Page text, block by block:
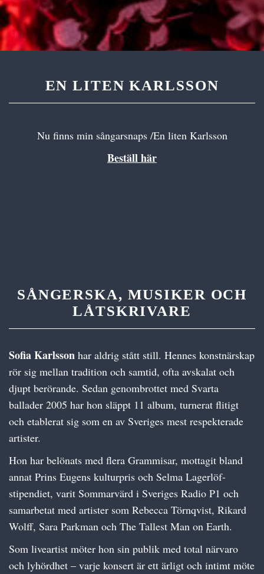
EN LITEN KARLSSON
Nu finns min sångarsnaps /En liten Karlsson
Beställ här
SÅNGERSKA, MUSIKER OCH
LÅTSKRIVARE
Sofia Karlsson har aldrig stått still. Hennes konstnärskap
rör sig mellan tradition och samtid, ofta avskalat och
djupt berörande. Sedan genombrottet med Svarta
ballader 2005 har hon släppt 11 album, turnerat flitigt
och etablerat sig som en av Sveriges mest respekterade
artister.
Hon har belönats med flera Grammisar, mottagit bland
annat Prins Eugens kulturpris och Selma Lagerlöf-
stipendiet, varit Sommarvärd i Sveriges Radio P1 och
samarbetat med artister som Rebecca Törnqvist, Rikard
Wolff, Sara Parkman och The Tallest Man on Earth.
Som liveartist möter hon sin publik med total närvaro
och lyhördhet – varje konsert är ett ärligt och intimt möte